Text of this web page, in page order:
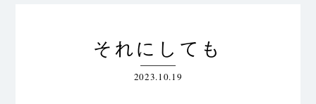
それにしても
2023.10.19